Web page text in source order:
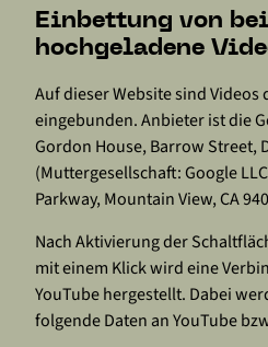
Einbettung von bei
hochgeladene
Auf dieser Website sind
eingebunden. Anbieter ist die
Gordon House, Barrow Street,
(Muttergesellschaft: Google
Parkway, Mountain View, CA
Nach Aktivierung der
mit einem Klick wird eine
YouTube hergestellt. Dabei
folgende Daten an YouTube